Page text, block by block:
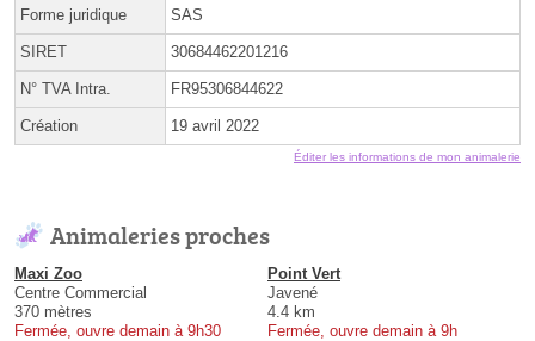
Forme juridique SAS
SIRET 30684462201216
N° TVA Intra. FR95306844622
Création 19 avril 2022
Éditer les informations de mon animalerie
Animaleries proches
Maxi Zoo
Centre Commercial
370 mètres
Fermée, ouvre demain à 9h30
Point Vert
Javené
4.4 km
Fermée, ouvre demain à 9h